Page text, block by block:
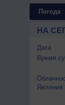
Погода
НА
Дата
Время
Явления